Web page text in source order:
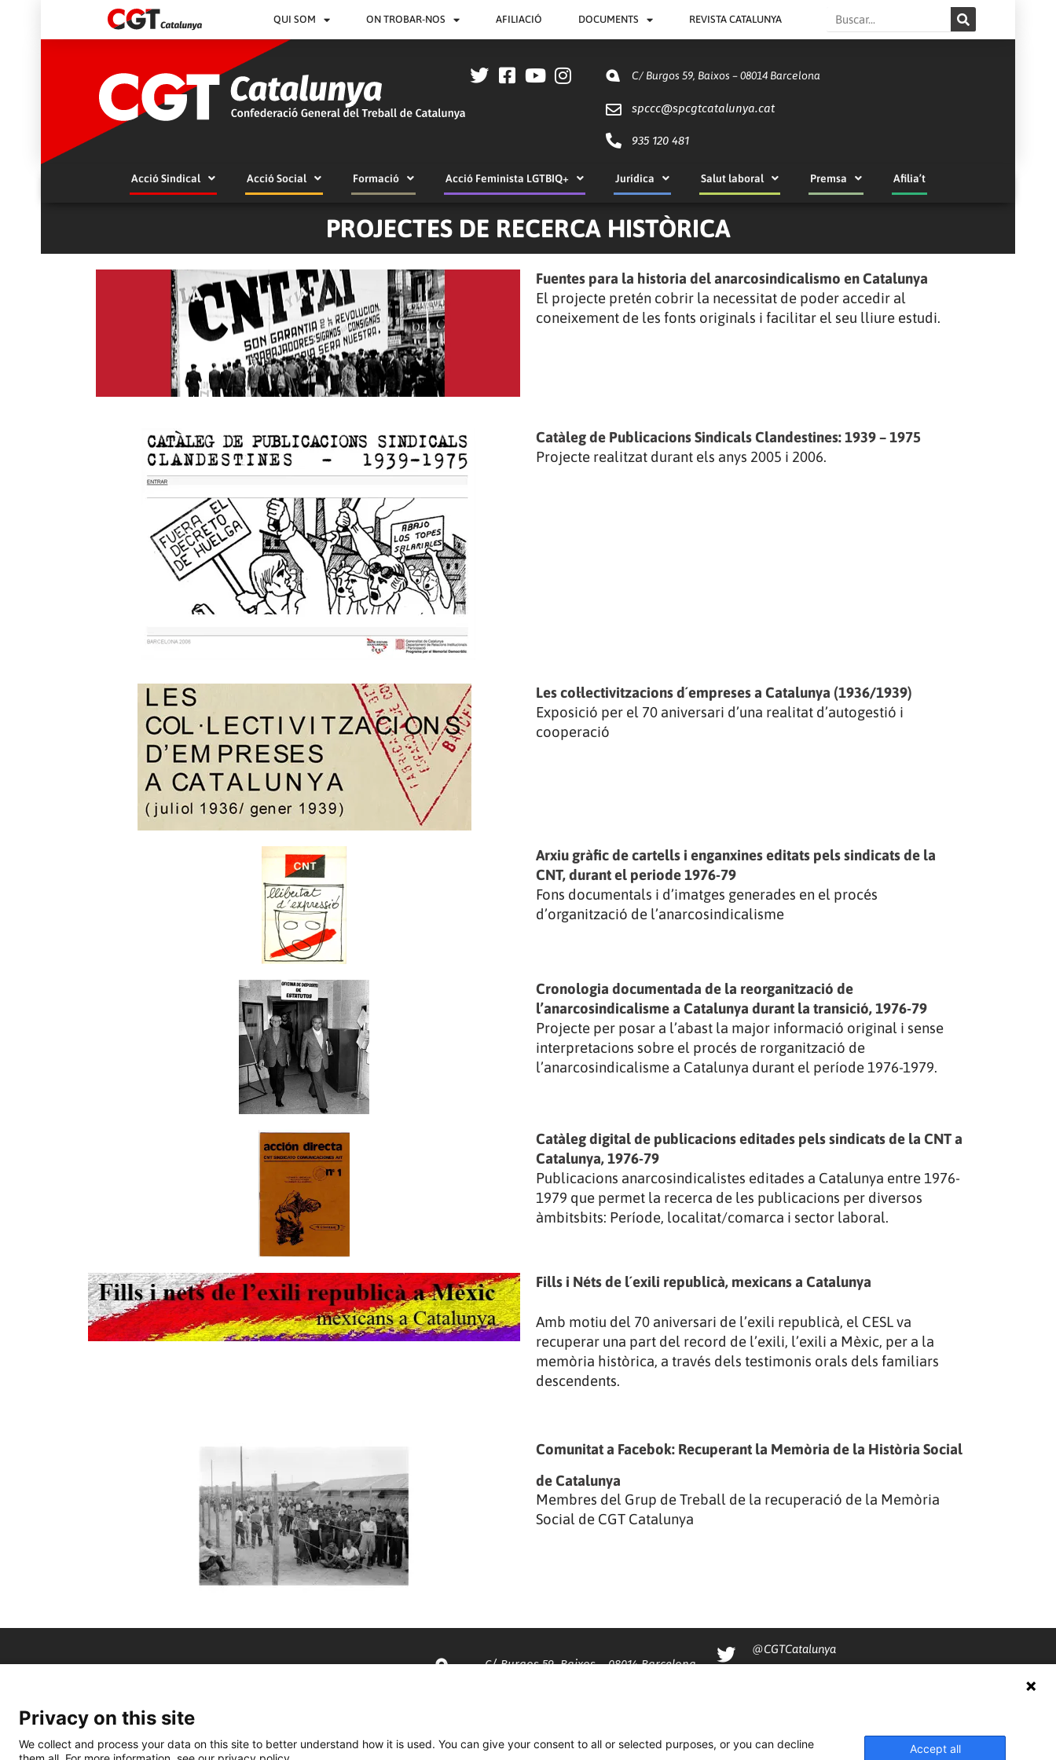
QUI SOM ON TROBAR-NOS AFILIACIÓ DOCUMENTS REVISTA CATALUNYA Search
C/ Burgos 59, Baixos – 08014 Barcelona
spccc@spcgtcatalunya.cat
935 120 481
Acció Sindical Acció Social Formació Acció Feminista LGTBIQ+ Jurídica Salut laboral Premsa Afilia’t
PROJECTES DE RECERCA HISTÒRICA
Fuentes para la historia del anarcosindicalismo en Catalunya
El projecte pretén cobrir la necessitat de poder accedir al
coneixement de les fonts originals i facilitar el seu lliure estudi.
Catàleg de Publicacions Sindicals Clandestines: 1939 – 1975
Projecte realitzat durant els anys 2005 i 2006.
Les col·lectivitzacions d´empreses a Catalunya (1936/1939)
Exposició per el 70 aniversari d’una realitat d’autogestió i
cooperació
Arxiu gràfic de cartells i enganxines editats pels sindicats de la
CNT, durant el periode 1976-79
Fons documentals i d’imatges generades en el procés
d’organització de l’anarcosindicalisme
Cronologia documentada de la reorganització de
l’anarcosindicalisme a Catalunya durant la transició, 1976-79
Projecte per posar a l’abast la major informació original i sense
interpretacions sobre el procés de rorganització de
l’anarcosindicalisme a Catalunya durant el període 1976-1979.
Catàleg digital de publicacions editades pels sindicats de la CNT a
Catalunya, 1976-79
Publicacions anarcosindicalistes editades a Catalunya entre 1976-
1979 que permet la recerca de les publicacions per diversos
àmbitsbits: Període, localitat/comarca i sector laboral.
Fills i Néts de l´exili republicà, mexicans a Catalunya
Amb motiu del 70 aniversari de l’exili republicà, el CESL va
recuperar una part del record de l’exili, l’exili a Mèxic, per a la
memòria històrica, a través dels testimonis orals dels familiars
descendents.
Comunitat a Facebok: Recuperant la Memòria de la Història Social
de Catalunya
Membres del Grup de Treball de la recuperació de la Memòria
Social de CGT Catalunya
C/ Burgos 59, Baixos – 08014 Barcelona
@CGTCatalunya
cgtcatalunya
Privacy on this site
We collect and process your data on this site to better understand how it is used. You can give your consent to all or selected purposes, or you can decline
Accept all